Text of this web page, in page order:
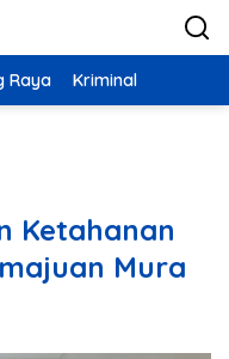
Raya Kriminal
Ketahanan
Mura